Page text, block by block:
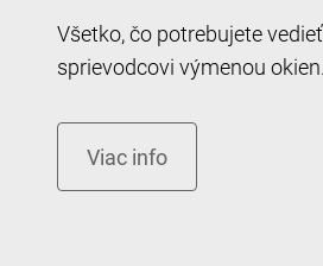
Všetko, čo potrebujete
sprievodcovi výmenou okien.